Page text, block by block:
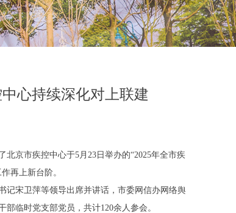
心持续深化对上联建
北京市疾控中心于5月23日举办的“2025年全市疾
再上新台阶。
记宋卫萍等领导出席并讲话，市委网信办网络舆
临时党支部党员，共计120余人参会。